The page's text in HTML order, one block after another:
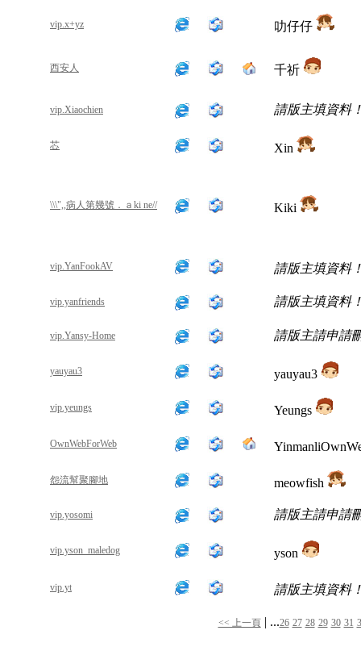
vip.x+yz 叻仔仔
西安人 千祈
vip.Xiaochien 請版主填資料
芯 Xin
\\\",,病人第幾號．ａki ne// Kiki
vip.YanFookAV 請版主填資料
vip.yanfriends 請版主填資料
vip.Yansy-Home 請版主請申請
yauyau3 yauyau3
vip.yeungs Yeungs
OwnWebForWeb
怨流幫聚腳地 meowfish
vip.yosomi 請版主請申請
vip.yson_maledog yson
vip.yt 請版主填資料
<< 上一頁| ...26 27 28 29 30 31